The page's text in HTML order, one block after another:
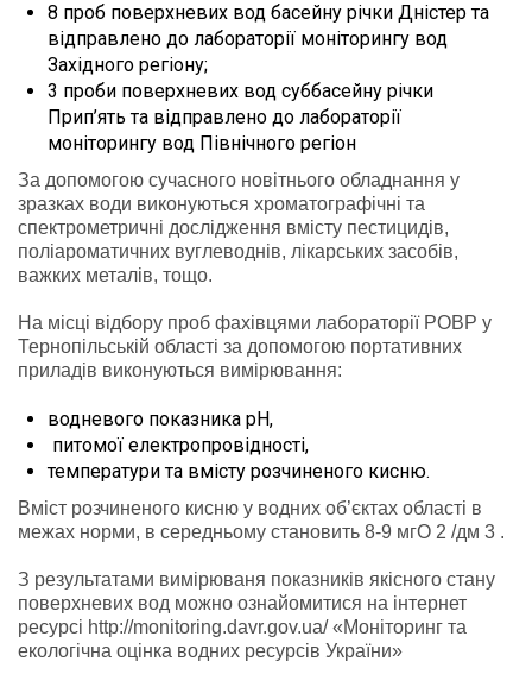
8 проб поверхневих вод басейну річки Дністер та
відправлено до лабораторії моніторингу вод
Західного регіону;
3 проби поверхневих вод суббасейну річки
Прип’ять та відправлено до лабораторії
моніторингу вод Північного регіон
За допомогою сучасного новітнього обладнання у
зразках води виконуються хроматографічні та
спектрометричні дослідження вмісту пестицидів,
поліароматичних вуглеводнів, лікарських засобів,
важких металів, тощо.
На місці відбору проб фахівцями лабораторії РОВР у
Тернопільській області за допомогою портативних
приладів виконуються вимірювання:
водневого показника рН,
питомої електропровідності,
температури та вмісту розчиненого кисню.
Вміст розчиненого кисню у водних об’єктах області в
межах норми, в середньому становить 8-9 мгО 2 /дм 3 .
З результатами вимірюваня показників якісного стану
поверхневих вод можно ознайомитися на інтернет
ресурсі http://monitoring.davr.gov.ua/ «Моніторинг та
екологічна оцінка водних ресурсів України»